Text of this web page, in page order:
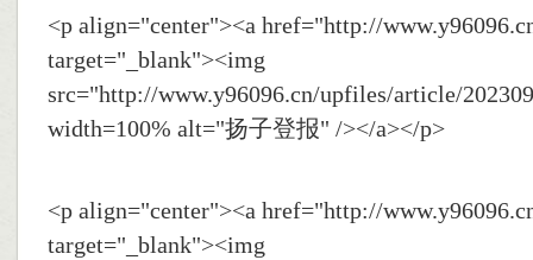
<p align="center"><a href="http://
target="_blank"><img
src="http://www.y96096.cn/upfiles/article/
width=100% alt="扬子登报" /></a></p>
<p align="center"><a href="http://
target="_blank"><img